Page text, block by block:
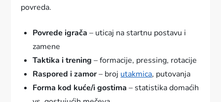
povreda.
Povrede igrača – uticaj na startnu postavu i
zamene
Taktika i trening – formacije, pressing, rotacije
Raspored i zamor– broj utakmica, putovanja
Forma kod kuće/i gostima – statistika domaćih